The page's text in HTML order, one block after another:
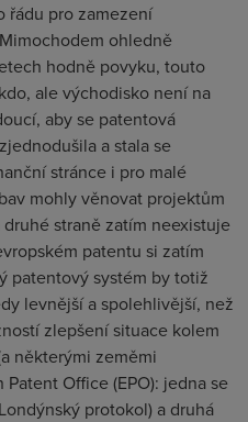
řádu pro zamezení
ohledně
hodně povyku, touto
ale východisko není na
aby se patentová
a stala se
stránce i pro malé
mohly věnovat projektům
straně zatím neexistuje
patentu si zatím
patentový systém by totiž
levnější a spolehlivější, než
zlepšení situace kolem
některými zeměmi
Office (EPO): jedna se
protokol) a druhá